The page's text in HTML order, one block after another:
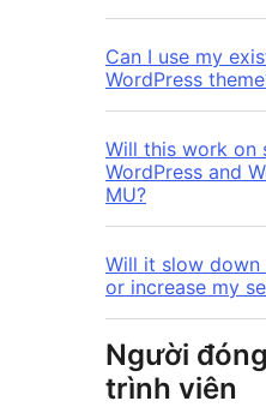
Can I use my
WordPress
Will this work on
WordPress and
MU?
Will it slow down
or increase my
Người
trình viên